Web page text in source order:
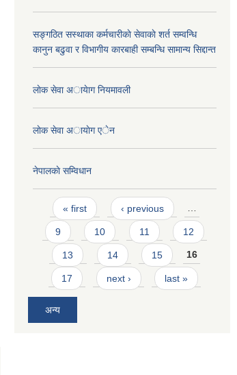
सङ्गठित सस्थाका कर्मचारीकाे सेवाकाे शर्त सम्वन्धि
कानुन बढुवा र विभागीय कारबाही सम्बन्धि सामान्य सिद्दान्त
लाेक सेवा अायेाग नियमावली
लाेक सेवा अायाेग एेन
नेपालकाे सम्विधान
Pages
« first ‹ previous …
9 10 11 12
13 14 15 16
17 next › last »
अन्य